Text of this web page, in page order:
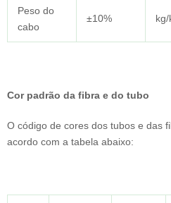
Peso do
cabo
±10% kg/
Cor padrão da fibra e do tubo
O código de cores dos tubos e das
acordo com a tabela abaixo: